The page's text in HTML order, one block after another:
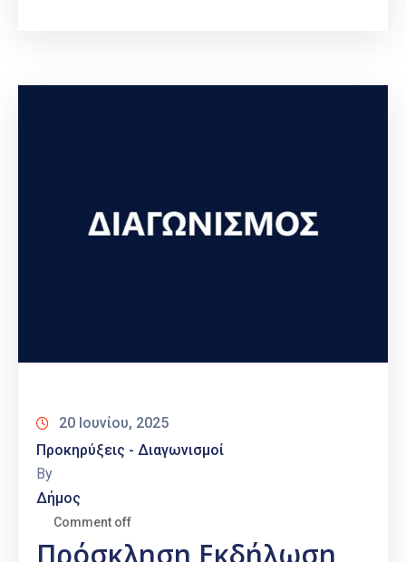
20 Ιουνίου, 2025
Προκηρύξεις - Διαγωνισμοί
By
Δήμος
Comment off
Πρόσκληση Εκδήλωση